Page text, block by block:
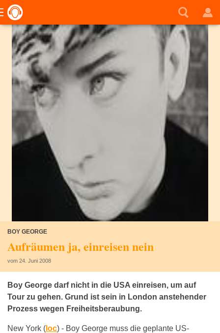
BOY GEORGE
Aufräumen ja, einreisen nein
vom 24. Juni 2008
Boy George darf nicht in die USA einreisen, um auf
Tour zu gehen. Grund ist sein in London anstehender
Prozess wegen Freiheitsberaubung.
New York ( loc) - Boy George muss die geplante US-